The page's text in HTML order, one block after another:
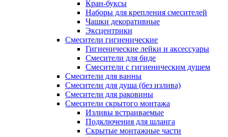
Кран-буксы
Наборы для крепления смесителей
Чашки декоративные
Эксцентрики
Смесители гигиенические
Гигиенические лейки и аксессуары
Смесители для биде
Смесители с гигиеническим душем
Смесители для ванны
Смесители для душа (без излива)
Смесители для раковины
Смесители скрытого монтажа
Изливы встраиваемые
Подключения для шланга
Скрытые монтажные части